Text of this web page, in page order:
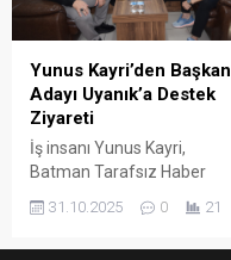
Yunus Kayri’den Başkan
Adayı Uyanık’a Destek
Ziyareti
İş insanı Yunus Kayri,
Batman Tarafsız Haber
gazetenin İmtiyaz Sahibi ve
31.10.2025 0 21